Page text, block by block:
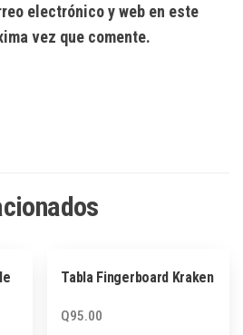
electrónico y web en este
vez que comente.
Tabla Fingerboard Kraken
Q95.00